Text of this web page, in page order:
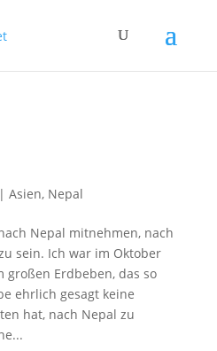
Asien, Nepal
Nepal mitnehmen, nach
sein. Ich war im Oktober
großen Erdbeben, das so
ehrlich gesagt keine
hat, nach Nepal zu